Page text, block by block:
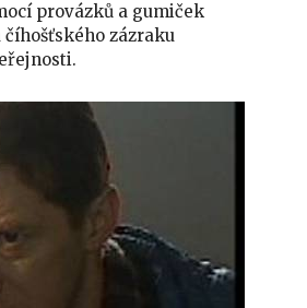
provázků a gumiček
zázraku